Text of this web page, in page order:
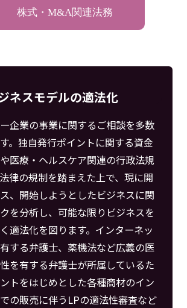
株式・M&A関連法務
ネスモデルの適法化
企業の事業に関するご相談を多数
。独自発行ポイントに関する資金
医療・ヘルスケア関連の行政法規
律の規制を踏まえた上で、現に開
、開始しようとしたビジネスに関
を分析し、可能な限りビジネスを
適法化を図ります。インターネッ
する弁護士、薬機法など広義の医
を有する弁護士が所属しているた
トをはじめとした各種商材のイン
の販売に伴うLPの適法性審査など